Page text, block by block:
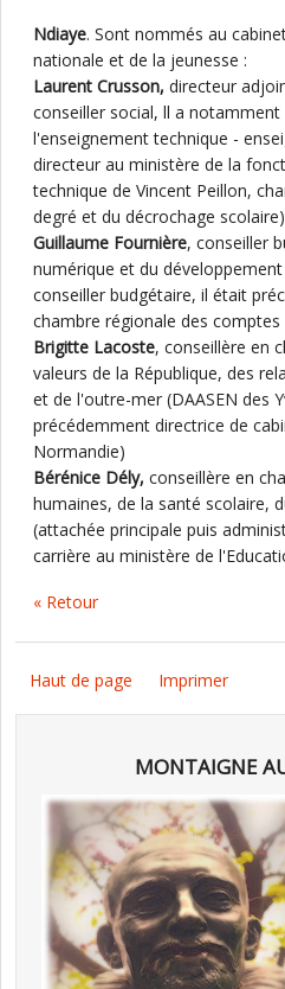
Ndiaye. Sont nommés au
nationale et de la jeunesse :
Laurent Crusson, directeur
conseiller social, ll a
l'enseignement technique -
directeur au ministère de la
technique de Vincent Peillon,
degré et du décrochage scolaire)
Guillaume Fournière, conseiller
numérique et du
conseiller budgétaire, il était
chambre régionale des
Brigitte Lacoste, conseillère en
valeurs de la République, des
et de l'outre-mer (DAASEN des
précédemment directrice de
Normandie)
Bérénice Dély, conseillère en
humaines, de la santé scolaire,
(attachée principale puis
carrière au ministère de
« Retour
Haut de page Imprimer
MONTAIGNE